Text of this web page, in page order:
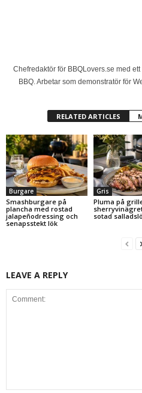
Chefredaktör för BBQLovers.se med
BBQ. Arbetar som demonstratör för
RELATED ARTICLES
Burgare
Smashburgare på
plancha med rostad
jalapeñodressing och
senapsstekt lök
Gris
Pluma på
sotad
LEAVE A REPLY